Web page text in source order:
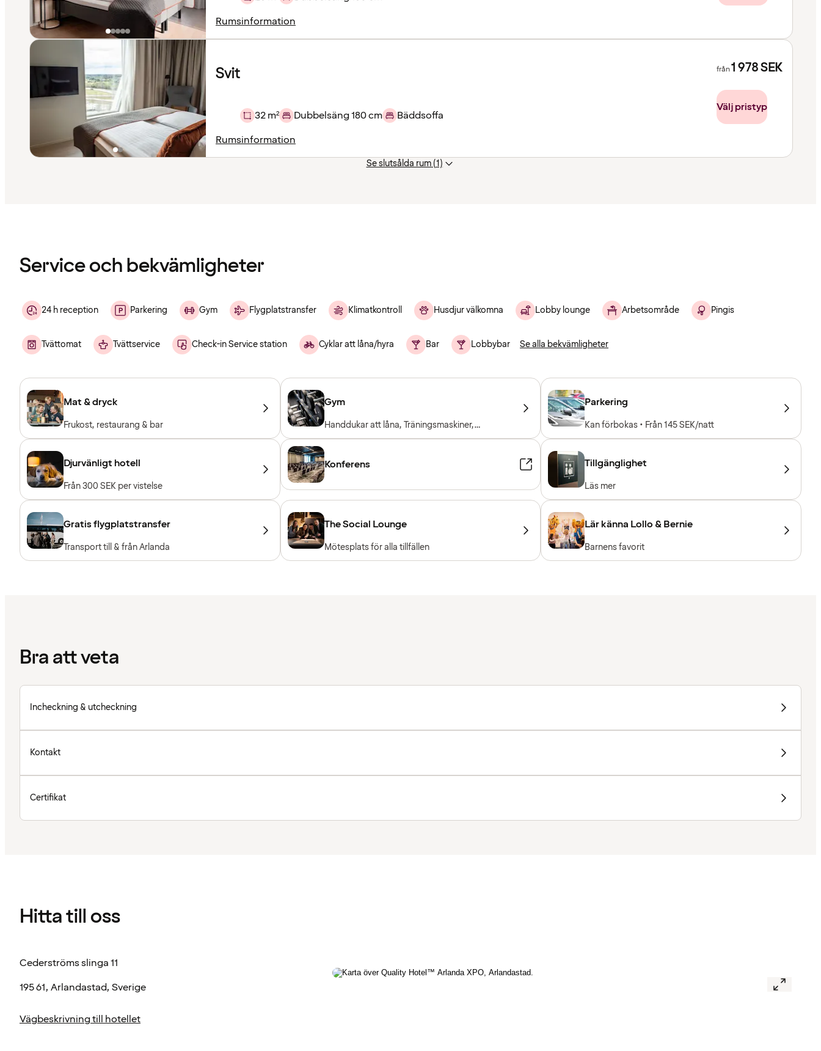
Rumsinformation
Svit
32 m² Dubbelsäng 180 cm
Bäddsoffa
Rumsinformation
från1 978SEK
Välj pristyp
Se slutsålda rum (1)
Service och bekvämligheter
24 h reception Parkering Gym Flygplatstransfer Klimatkontroll Husdjur välkomna Lobby lounge Arbetsområde Pingis
Tvättomat Tvättservice Check-in Service station Cyklar att låna/hyra Bar Lobbybar Se alla bekvämligheter
Mat & dryck
Frukost, restaurang & bar
Gym
Handdukar att låna, Träningsmaskiner,
Konditionsmaskiner, Fria vikter, Entré ingår för
hotellgäster
Parkering
Kan förbokas • Från 145 SEK/natt
Djurvänligt hotell
Från 300 SEK per vistelse
Konferens Tillgänglighet
Läs mer
Gratis flygplatstransfer
Transport till & från Arlanda
The Social Lounge
Mötesplats för alla tillfällen
Lär känna Lollo & Bernie
Barnens favorit
Bra att veta
Incheckning & utcheckning
Kontakt
Certifikat
Hitta till oss
Cederströms slinga 11
195 61, Arlandastad, Sverige
Vägbeskrivning till hotellet